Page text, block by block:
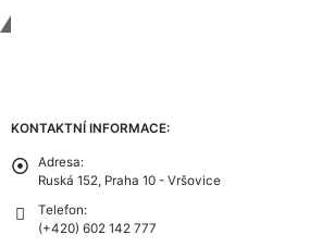
KONTAKTNÍ INFORMACE:
Adresa:
Ruská 152, Praha 10 - Vršovice
Telefon:
(+420) 602 142 777